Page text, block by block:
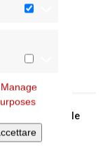
Manage
del cardinale